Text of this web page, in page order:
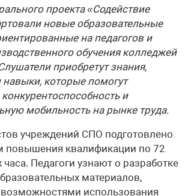
проекта «Содействие
новые образовательные
на педагогов и
обучения колледжей
приобретут знания,
которые помогут
и
мобильность на рынке труда.
учреждений СПО подготовлено
повышения квалификации по 72
Педагоги узнают о разработке
материалов,
использования